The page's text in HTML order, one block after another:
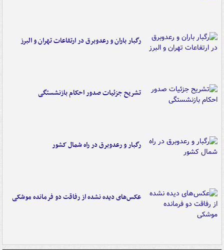
رگبار باران و رعدوبرق در ارتفاعات تهران و البرز
تشریح جزئیات صدور احکام بازنشستگی
رگبار و رعدوبرق در راه شمال کشور
عکس‌های دیده نشده از رفاقت دو فرمانده‌ موشکی